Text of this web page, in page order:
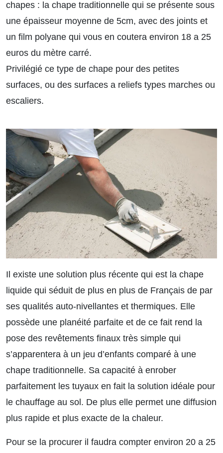
chapes : la chape traditionnelle qui se présente sous
une épaisseur moyenne de 5cm, avec des joints et
un film polyane qui vous en coutera environ 18 a 25
euros du mètre carré.
Privilégié ce type de chape pour des petites
surfaces, ou des surfaces a reliefs types marches ou
escaliers.
Il existe une solution plus récente qui est la chape
liquide qui séduit de plus en plus de Français de par
ses qualités auto-nivellantes et thermiques. Elle
possède une planéité parfaite et de ce fait rend la
pose des revêtements finaux très simple qui
s’apparentera à un jeu d’enfants comparé à une
chape traditionnelle. Sa capacité à enrober
parfaitement les tuyaux en fait la solution idéale pour
le chauffage au sol. De plus elle permet une diffusion
plus rapide et plus exacte de la chaleur.
Pour se la procurer il faudra compter environ 20 a 25